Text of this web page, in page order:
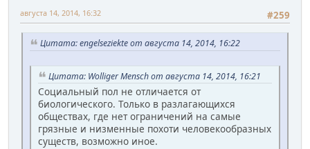
#259
августа 14, 2014, 16:32
Цитата: engelseziekte от августа 14, 2014, 16:22
Цитата: Wolliger Mensch от августа 14, 2014, 16:21
Социальный пол не отличается от
биологического. Только в разлагающихся
обществах, где нет ограничений на самые
грязные и низменные похоти человекообразных
существ, возможно иное.